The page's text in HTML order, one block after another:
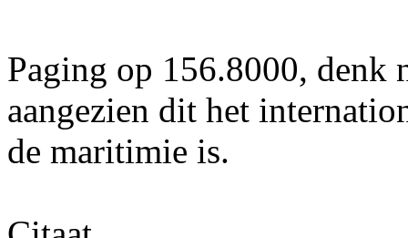
Paging op 156.8000, denk
aangezien dit het
de maritimie is.